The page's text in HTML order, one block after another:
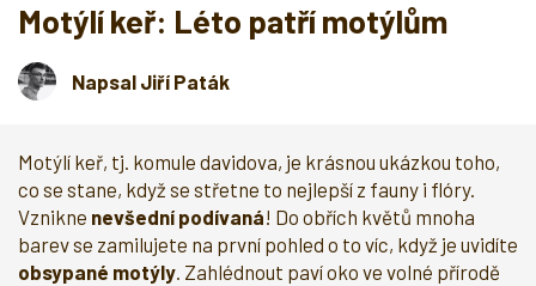
Motýlí keř: Léto patří motýlům
Napsal Jiří Paták
Motýlí keř, tj. komule davidova, je krásnou ukázkou toho,
co se stane, když se střetne to nejlepší z fauny i flóry.
Vznikne nevšední podívaná! Do obřích květů mnoha
barev se zamilujete na první pohled o to víc, když je uvidíte
obsypané motýly. Zahlédnout paví oko ve volné přírodě